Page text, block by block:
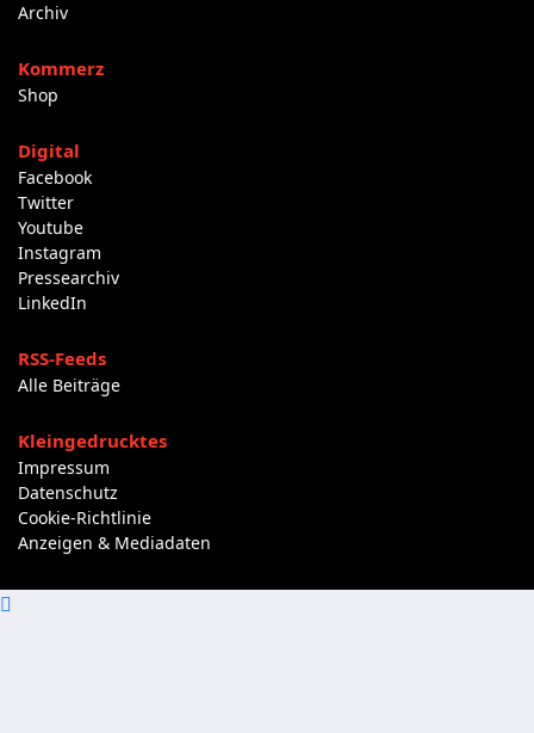
Archiv
Kommerz
Shop
Digital
Facebook
Twitter
Youtube
Instagram
Pressearchiv
LinkedIn
RSS-Feeds
Alle Beiträge
Kleingedrucktes
Impressum
Datenschutz
Cookie-Richtlinie
Anzeigen & Mediadaten